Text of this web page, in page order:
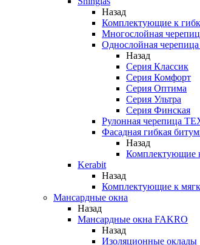
Назад
Комплектующие к
Многослойная
Однослойная
Назад
Серия Классик
Серия Комфорт
Серия Оптима
Серия Ультра
Серия Финская
Рулонная черепица
Фасадная гибкая
Назад
Комплектующие
Kerabit
Назад
Комплектующие к
Мансардные окна
Назад
Мансардные окна FAKRO
Назад
Изоляционные оклады